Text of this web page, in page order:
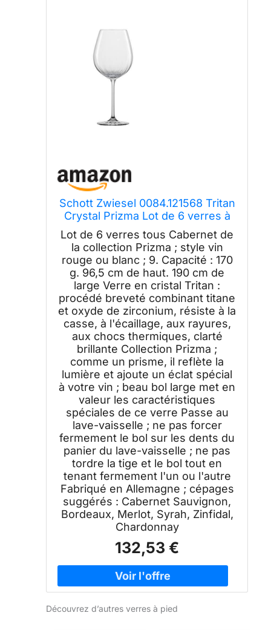
Schott Zwiesel 0084.121568 Tritan
Crystal Prizma Lot de 6 verres à
pied Cabernet
Lot de 6 verres tous Cabernet de
la collection Prizma ; style vin
rouge ou blanc ; 9. Capacité : 170
g. 96,5 cm de haut. 190 cm de
large Verre en cristal Tritan :
procédé breveté combinant titane
et oxyde de zirconium, résiste à la
casse, à l'écaillage, aux rayures,
aux chocs thermiques, clarté
brillante Collection Prizma ;
comme un prisme, il reflète la
lumière et ajoute un éclat spécial
à votre vin ; beau bol large met en
valeur les caractéristiques
spéciales de ce verre Passe au
lave-vaisselle ; ne pas forcer
fermement le bol sur les dents du
panier du lave-vaisselle ; ne pas
tordre la tige et le bol tout en
tenant fermement l'un ou l'autre
Fabriqué en Allemagne ; cépages
suggérés : Cabernet Sauvignon,
Bordeaux, Merlot, Syrah, Zinfidal,
Chardonnay
132,53 €
Découvrez d’autres verres à pied